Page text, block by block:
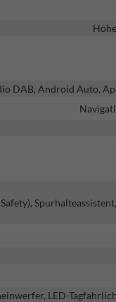
DAB, Android Auto,
LED-